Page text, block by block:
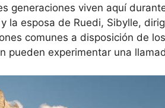
generaciones viven aquí
la esposa de Ruedi, Sibylle,
comunes a disposición de
pueden experimentar una